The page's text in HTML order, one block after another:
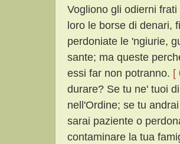
Vogliono gli odierni
loro le borse di denari,
perdoniate le 'ngiurie,
sante; ma queste
essi far non potranno. [
durare? Se tu ne' tuoi
nell'Ordine; se tu
sarai paziente o
contaminare la tua